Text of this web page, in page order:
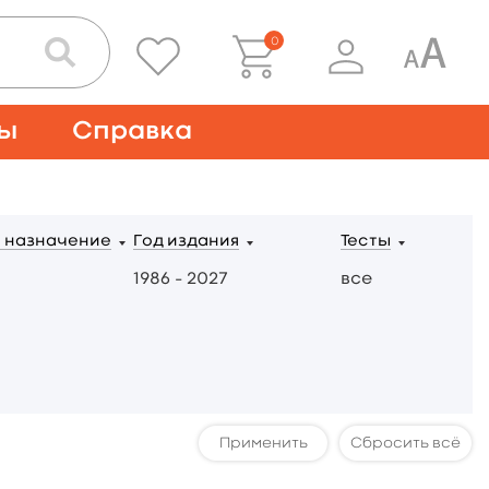
0
Справка
назначение Год издания
1986 – 2027
Тесты
все
Сбросить всё